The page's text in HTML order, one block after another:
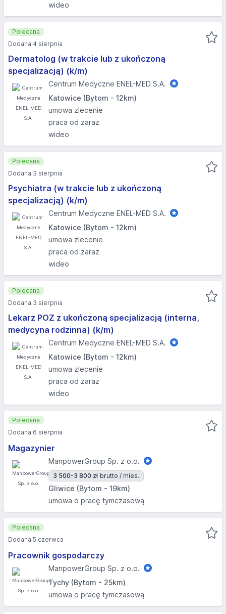
wideo
Dermatolog (w trakcie lub z ukończoną
specjalizacją) (k/m)
Centrum Medyczne ENEL-MED S.A.
Katowice (Bytom - 12km)
umowa zlecenie
praca od zaraz
wideo
Polecana
Dodana 4 sierpnia
Psychiatra (w trakcie lub z ukończoną
specjalizacją) (k/m)
Centrum Medyczne ENEL-MED S.A.
Katowice (Bytom - 12km)
umowa zlecenie
praca od zaraz
wideo
Polecana
Dodana 3 sierpnia
Lekarz POZ z ukończoną specjalizacją (interna,
medycyna rodzinna) (k/m)
Centrum Medyczne ENEL-MED S.A.
Katowice (Bytom - 12km)
umowa zlecenie
praca od zaraz
wideo
Polecana
Dodana 3 sierpnia
Magazynier
ManpowerGroup Sp. z o.o.
3 500-3 800 zł brutto / mies.
Gliwice (Bytom - 19km)
umowa o pracę tymczasową
Polecana
Dodana 6 sierpnia
Pracownik gospodarczy
ManpowerGroup Sp. z o.o.
Tychy (Bytom - 25km)
umowa o pracę tymczasową
Polecana
Dodana 5 czerwca